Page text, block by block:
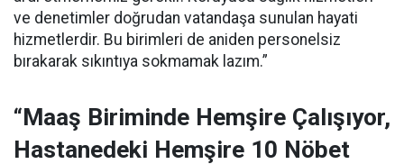
ve denetimler doğrudan vatandaşa sunulan hayati
hizmetlerdir. Bu birimleri de aniden personelsiz
bırakarak sıkıntıya sokmamak lazım.”
“Maaş Biriminde Hemşire Çalışıyor,
Hastanedeki Hemşire 10 Nöbet